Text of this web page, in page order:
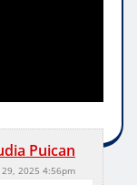
Puican
2025 4:56pm